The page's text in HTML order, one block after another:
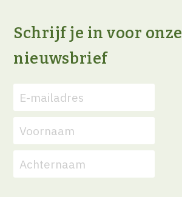
Schrijf je in voor onze
nieuwsbrief